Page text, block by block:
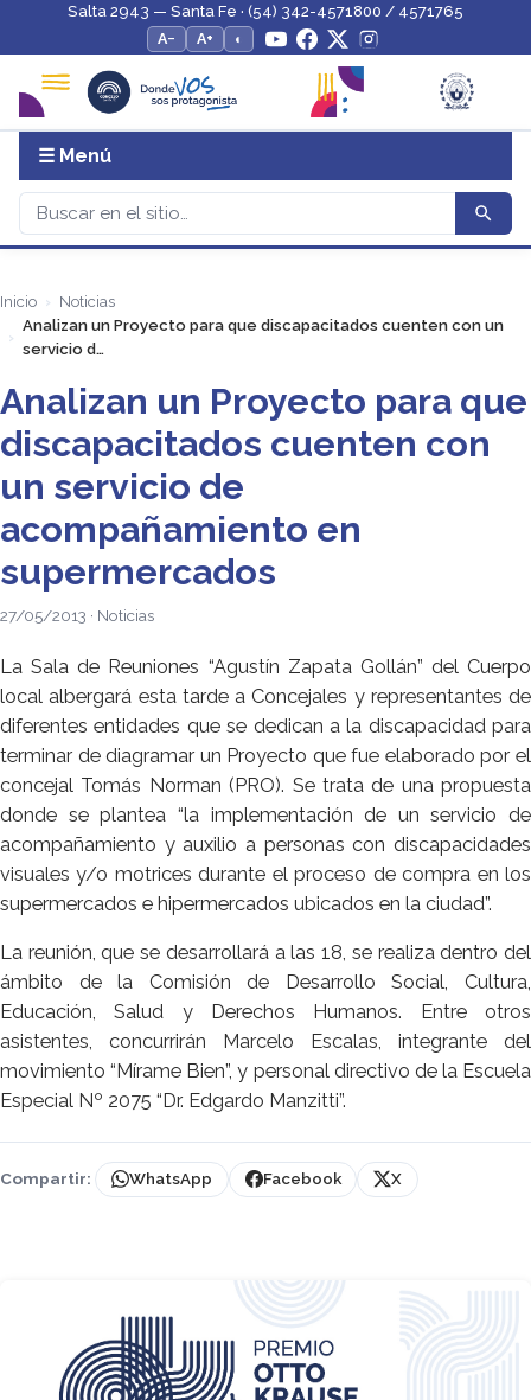
Salta 2943 — Santa Fe · (54) 342-4571800 / 4571765
A−
A+ ◐
☰ Menú
Inicio
Noticias
Analizan un Proyecto para que discapacitados cuenten con un
servicio d…
Analizan un Proyecto para que
discapacitados cuenten con
un servicio de
acompañamiento en
supermercados
27/05/2013 · Noticias
La Sala de Reuniones “Agustín Zapata Gollán” del Cuerpo
local albergará esta tarde a Concejales y representantes de
diferentes entidades que se dedican a la discapacidad para
terminar de diagramar un Proyecto que fue elaborado por el
concejal Tomás Norman (PRO). Se trata de una propuesta
donde se plantea “la implementación de un servicio de
acompañamiento y auxilio a personas con discapacidades
visuales y/o motrices durante el proceso de compra en los
supermercados e hipermercados ubicados en la ciudad”.
La reunión, que se desarrollará a las 18, se realiza dentro del
ámbito de la Comisión de Desarrollo Social, Cultura,
Educación, Salud y Derechos Humanos. Entre otros
asistentes, concurrirán Marcelo Escalas, integrante del
movimiento “Mírame Bien”, y personal directivo de la Escuela
Especial Nº 2075 “Dr. Edgardo Manzitti”.
Compartir: WhatsApp Facebook X